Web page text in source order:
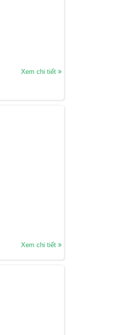
Xem chi tiết
Xem chi tiết